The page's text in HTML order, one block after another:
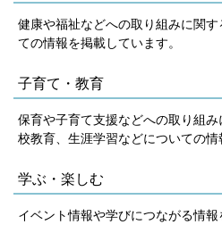
健康や福祉などへの取り組みに関
ての情報を掲載しています。
子育て・教育
保育や子育て支援などへの取り組
校教育、生涯学習などについての情
学ぶ・楽しむ
イベント情報や学びにつながる情報